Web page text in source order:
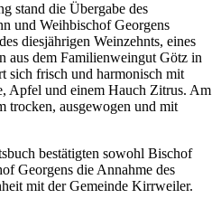
stand die Übergabe des
und Weihbischof Georgens
diesjährigen Weinzehnts, eines
aus dem Familienweingut Götz in
sich frisch und harmonisch mit
Apfel und einem Hauch Zitrus. Am
trocken, ausgewogen und mit
bestätigten sowohl Bischof
Georgens die Annahme des
mit der Gemeinde Kirrweiler.